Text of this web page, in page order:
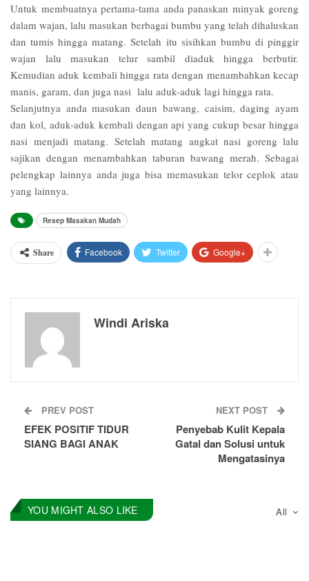
Untuk membuatnya pertama-tama anda panaskan minyak goreng
dalam wajan, lalu masukan berbagai bumbu yang telah dihaluskan
dan tumis hingga matang. Setelah itu sisihkan bumbu di pinggir
wajan lalu masukan telur sambil diaduk hingga berbutir.
Kemudian aduk kembali hingga rata dengan menambahkan kecap
manis, garam, dan juga nasi lalu aduk-aduk lagi hingga rata.
Selanjutnya anda masukan daun bawang, caisim, daging ayam
dan kol, aduk-aduk kembali dengan api yang cukup besar hingga
nasi menjadi matang. Setelah matang angkat nasi goreng lalu
sajikan dengan menambahkan taburan bawang merah. Sebagai
pelengkap lainnya anda juga bisa memasukan telor ceplok atau
yang lainnya.
Resep Masakan Mudah
Share Facebook Twitter Google+
Windi Ariska
PREV POST
EFEK POSITIF TIDUR
SIANG BAGI ANAK
NEXT POST
Penyebab Kulit Kepala
Gatal dan Solusi untuk
Mengatasinya
All
YOU MIGHT ALSO LIKE